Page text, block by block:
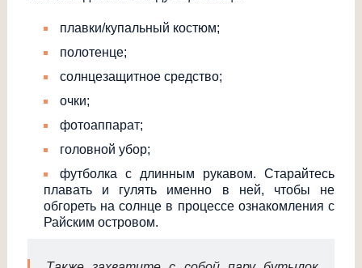
плавки/купальный костюм;
полотенце;
солнцезащитное средство;
очки;
фотоаппарат;
головной убор;
футболка с длинным рукавом. Старайтесь
плавать и гулять именно в ней, чтобы не
обгореть на солнце в процессе ознакомления с
Райским островом.